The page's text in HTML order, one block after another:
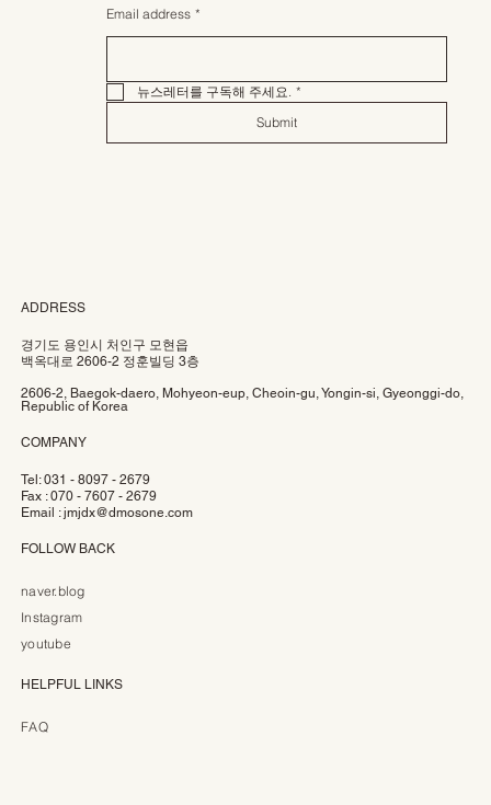
Email address *
뉴스레터를 구독해 주세요.
*
Submit
ADDRESS
경기도 용인시 처인구 모현읍
백옥대로 2606-2 정훈빌딩 3층
2606-2, Baegok-daero, Mohyeon-eup, Cheoin-gu, Yongin-si, Gyeonggi-do,
Republic of Korea
COMPANY
Tel: 031 - 8097 - 2679
Fax : 070 - 7607 - 2679
Email :jmjdx@dmosone.com
FOLLOW BACK
naver.blog
Instagram
youtube
HELPFUL LINKS
FAQ